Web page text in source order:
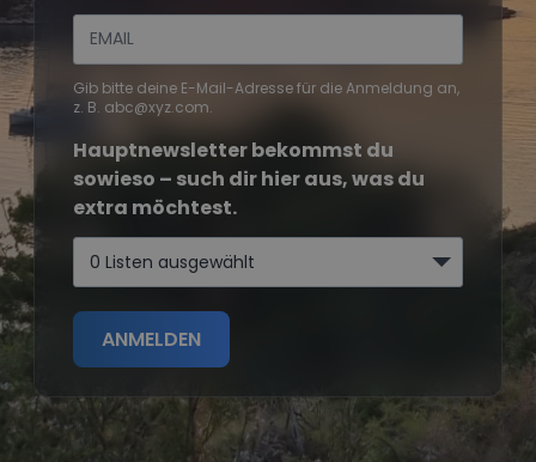
Gib bitte deine E-Mail-Adresse für die Anmeldung an,
z. B. abc@xyz.com.
Hauptnewsletter bekommst du
sowieso – such dir hier aus, was du
extra möchtest.
0 Listen ausgewählt
ANMELDEN